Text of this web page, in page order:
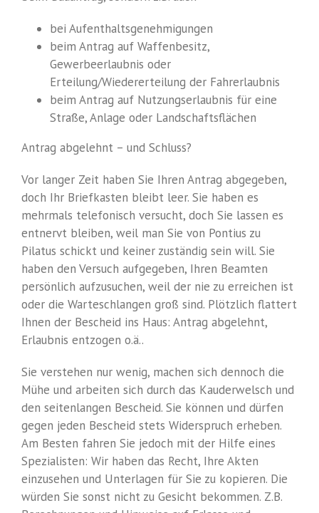
bei Aufenthaltsgenehmigungen
beim Antrag auf Waffenbesitz,
Gewerbeerlaubnis oder
Erteilung/Wiedererteilung der Fahrerlaubnis
beim Antrag auf Nutzungserlaubnis für eine
Straße, Anlage oder Landschaftsflächen
Antrag abgelehnt – und Schluss?
Vor langer Zeit haben Sie Ihren Antrag abgegeben,
doch Ihr Briefkasten bleibt leer. Sie haben es
mehrmals telefonisch versucht, doch Sie lassen es
entnervt bleiben, weil man Sie von Pontius zu
Pilatus schickt und keiner zuständig sein will. Sie
haben den Versuch aufgegeben, Ihren Beamten
persönlich aufzusuchen, weil der nie zu erreichen ist
oder die Warteschlangen groß sind. Plötzlich flattert
Ihnen der Bescheid ins Haus: Antrag abgelehnt,
Erlaubnis entzogen o.ä..
Sie verstehen nur wenig, machen sich dennoch die
Mühe und arbeiten sich durch das Kauderwelsch und
den seitenlangen Bescheid. Sie können und dürfen
gegen jeden Bescheid stets Widerspruch erheben.
Am Besten fahren Sie jedoch mit der Hilfe eines
Spezialisten: Wir haben das Recht, Ihre Akten
einzusehen und Unterlagen für Sie zu kopieren. Die
würden Sie sonst nicht zu Gesicht bekommen. Z.B.